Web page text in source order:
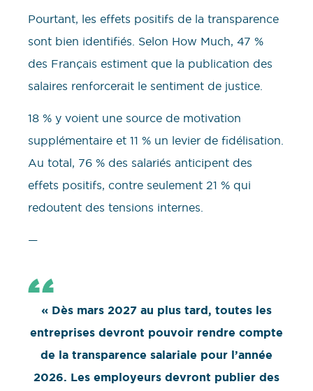
Pourtant, les effets positifs de la transparence
sont bien identifiés. Selon How Much, 47 %
des Français estiment que la publication des
salaires renforcerait le sentiment de justice.
18 % y voient une source de motivation
supplémentaire et 11 % un levier de fidélisation.
Au total, 76 % des salariés anticipent des
effets positifs, contre seulement 21 % qui
redoutent des tensions internes.
—
« Dès mars 2027 au plus tard, toutes les
entreprises devront pouvoir rendre compte
de la transparence salariale pour l’année
2026. Les employeurs devront publier des